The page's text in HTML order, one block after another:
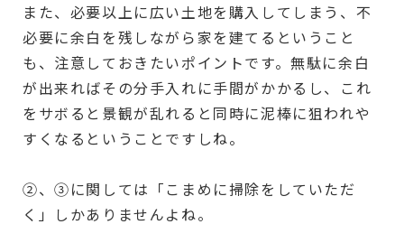
また、必要以上に広い土地を購入してしまう、不
必要に余白を残しながら家を建てるということ
も、注意しておきたいポイントです。無駄に余白
が出来ればその分手入れに手間がかかるし、これ
をサボると景観が乱れると同時に泥棒に狙われや
すくなるということですしね。
②、③に関しては「こまめに掃除をしていただ
く」しかありませんよね。